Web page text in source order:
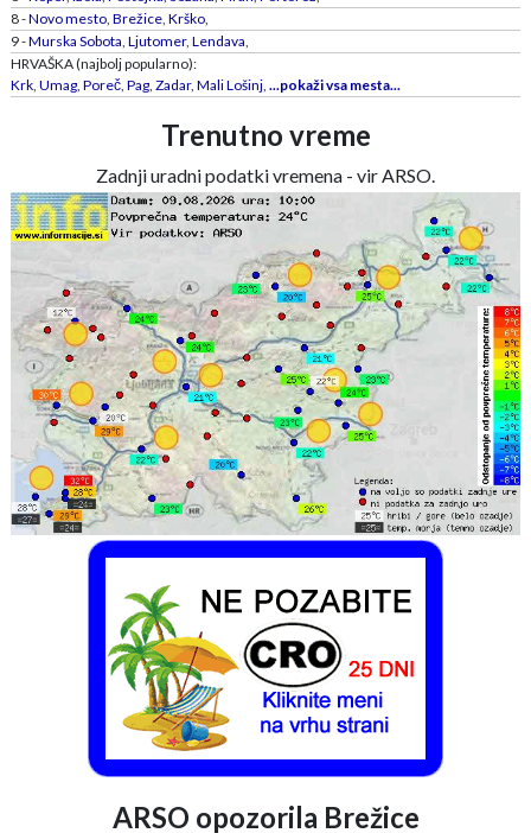
8 -Novo mesto, Brežice, Krško,
9 -Murska Sobota, Ljutomer, Lendava,
HRVAŠKA (najbolj popularno):
Krk, Umag, Poreč, Pag, Zadar, Mali Lošinj, ...pokaži vsa mesta...
Trenutno vreme
Zadnji uradni podatki vremena - vir ARSO.
ARSO opozorila Brežice